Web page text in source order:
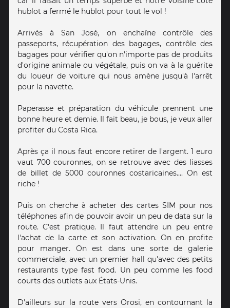
hublot a fermé le hublot pour tout le vol !
Arrivés à San José, on enchaîne contrôle des
passeports, récupération des bagages, contrôle des
bagages pour vérifier qu'on n'importe pas de produits
d'origine animale ou végétale, puis on va à la guérite
du loueur de voiture qui nous amène jusqu'à l'arrêt
pour la navette.
Paperasse et préparation du véhicule prennent une
bonne heure et demie. Il fait beau, je bous, je veux aller
profiter du Costa Rica.
Après ça il nous faut encore retirer de l'argent. 1 euro
vaut 700 couronnes, on se retrouve avec des liasses
de billet de 5000 couronnes costaricaines.... On est
riche !
Puis on cherche à acheter des cartes SIM pour nos
téléphones afin de pouvoir avoir un peu de data sur la
route. C'est pratique. Il faut attendre un peu entre
l'achat de la carte et son activation. On en profite
pour manger. On est dans une sorte de galerie
commerciale, avec un premier hall qu'avec des petits
restaurants type fast food. Un peu comme les food
courts des outlets aux États-Unis.
D'ailleurs sur la route vers Orosi, en contournant la